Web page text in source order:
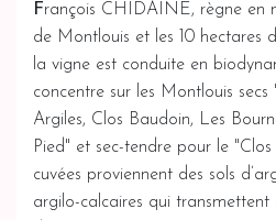
François CHIDAINE, règne en
de Montlouis et les 10 hectares
la vigne est conduite en
concentre sur les Montlouis secs
Argiles, Clos Baudoin, Les
Pied" et sec-tendre pour le
cuvées proviennent des sols
argilo-calcaires qui transmettent